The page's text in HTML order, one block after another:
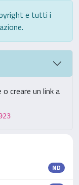
e tutti i
creare un link a
ND